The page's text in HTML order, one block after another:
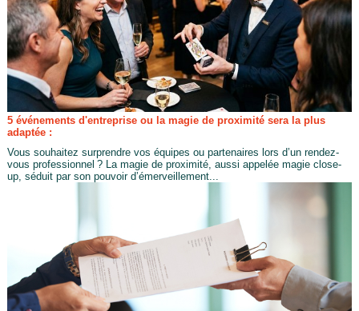
5 événements d'entreprise ou la magie de proximité sera la plus
adaptée :
Vous souhaitez surprendre vos équipes ou partenaires lors d’un rendez-
vous professionnel ? La magie de proximité, aussi appelée magie close-
up, séduit par son pouvoir d’émerveillement...